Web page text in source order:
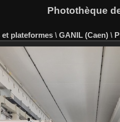
Photothèque
plateformes \ GANIL (Caen) \